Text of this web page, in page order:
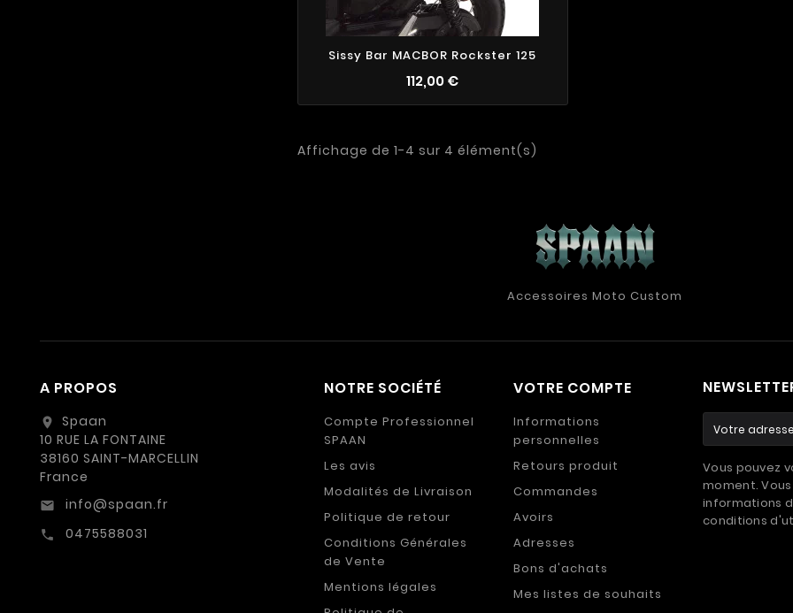
Sissy Bar MACBOR Rockster 125
112,00 €
Affichage de 1-4 sur 4 élément(s)
Accessoires Moto Custom
A PROPOS
location_on
Spaan
10 RUE LA FONTAINE
38160 SAINT-MARCELLIN
France
email info@spaan.fr
call 0475588031
NOTRE SOCIÉTÉ
Compte Professionnel
SPAAN
Les avis
Modalités de Livraison
Politique de retour
Conditions Générales
de Vente
Mentions légales
VOTRE COMPTE
Informations
personnelles
Retours produit
Commandes
Avoirs
Adresses
Bons d'achats
Mes listes de souhaits
Vous pouvez
moment.
informations
conditions